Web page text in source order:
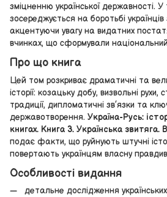
зміцненню української державності.
зосереджується на боротьбі українців
акцентуючи увагу на видатних
вчинках, що сформували
Про що книга
Цей том розкриває драматичні та
історії: козацьку добу, визвольні рухи,
традиції, дипломатичні зв’язки та
державотворення. Україна-Русь:
книгах. Книга 3. Українська звитяга.
подає факти, що руйнують штучні
повертають українцям власну
Особливості видання
детальне дослідження